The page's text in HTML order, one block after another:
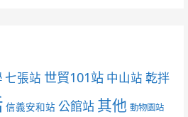
七張站 世貿101站 中山站 乾拌
信義安和站 公館站 其他 動物園站